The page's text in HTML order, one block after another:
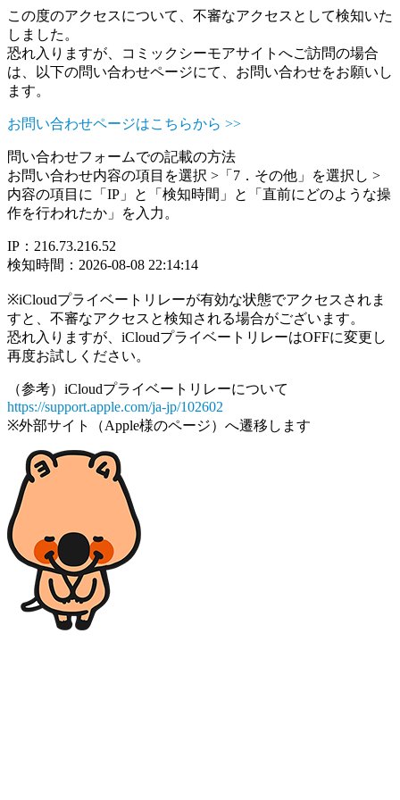
この度のアクセスについて、不審なアクセスとして検知いた
しました。
恐れ入りますが、コミックシーモアサイトへご訪問の場合
は、以下の問い合わせページにて、お問い合わせをお願いし
ます。
お問い合わせページはこちらから >>
問い合わせフォームでの記載の方法
お問い合わせ内容の項目を選択 >「7．その他」を選択し >
内容の項目に「IP」と「検知時間」と「直前にどのような操
作を行われたか」を入力。
IP：216.73.216.52
検知時間：2026-08-08 22:14:14
※iCloudプライベートリレーが有効な状態でアクセスされま
すと、不審なアクセスと検知される場合がございます。
恐れ入りますが、iCloudプライベートリレーはOFFに変更し
再度お試しください。
（参考）iCloudプライベートリレーについて
https://support.apple.com/ja-jp/102602
※外部サイト（Apple様のページ）へ遷移します